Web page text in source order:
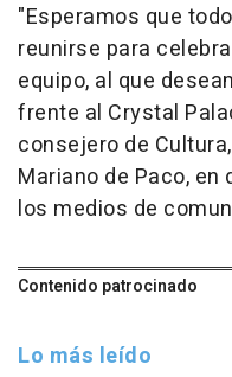
"Esperamos que
reunirse para
equipo, al que
frente al Crystal
consejero de
Mariano de Paco,
los medios de
Contenido patrocinado
Lo más leído